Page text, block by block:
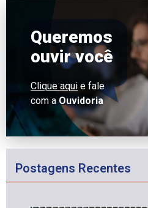
Queremos
ouvir você
Clique aqui e fale
com aOuvidoria
Postagens Recentes